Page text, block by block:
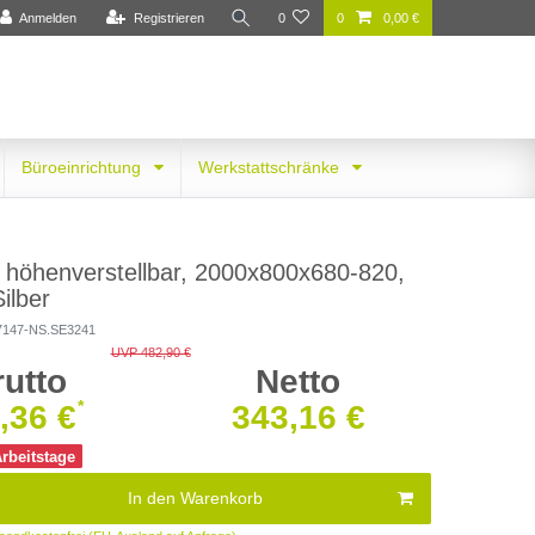
Anmelden Registrieren 0 0 0,00 €
Büroeinrichtung Werkstattschränke
2000x800x680-820,
NS.SE3241
UVP 482,90 €
Netto
€
* 343,16 €
In den Warenkorb